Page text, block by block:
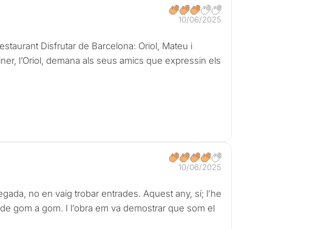
10/06/2025
Disfrutar de Barcelona: Oriol, Mateu i
l’Oriol, demana als seus amics que expressin els
10/06/2025
no en vaig trobar entrades. Aquest any, sí; l’he
gom a gom. I l’obra em va demostrar que som el